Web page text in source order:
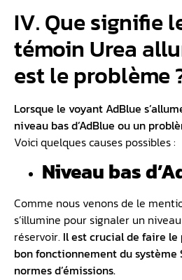
IV. Que signifie
témoin Urea
est le problème
Lorsque le voyant AdBlue
niveau bas d’AdBlue ou un
Voici quelques causes possibles :
Niveau bas
Comme nous venons de le
s’illumine pour signaler un
réservoir. Il est crucial de faire
bon fonctionnement du système
normes d’émissions.